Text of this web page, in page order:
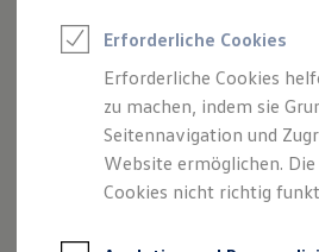
Saisonangebote
Leasing
Leasing-Angebote
Gebrauchtwagen
Junge
Elektroauto Leasing
Kleinwagen-Leasing
Leasing ohne
Autokredit mit
Eine Spur
neue
ID. Polo
Erforderliche Cookies
Erforderliche Cookies
zu machen, indem sie
Seitennavigation und
Website ermöglichen.
Cookies nicht richtig